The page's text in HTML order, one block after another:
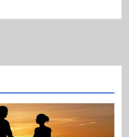
richtige
Entscheidung